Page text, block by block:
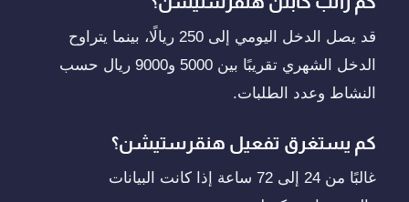
قد يصل الدخل اليومي إلى 250 ريالًا، بينما يتراوح
الدخل الشهري تقريبًا بين 5000 و9000 ريال حسب
النشاط وعدد الطلبات.
كم يستغرق تفعيل هنقرستيشن؟
غالبًا من 24 إلى 72 ساعة إذا كانت البيانات